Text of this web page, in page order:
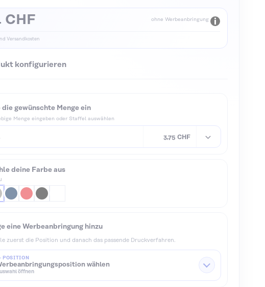
CHF ohne Werbeanbringung
Versandkosten
konfigurieren
die gewünschte Menge ein
Menge eingeben oder Staffel auswählen
3,75 CHF
deine Farbe aus
eine Werbeanbringung hinzu
zuerst die Position und danach das passende Druckverfahren.
POSITION
wählen
öffnen